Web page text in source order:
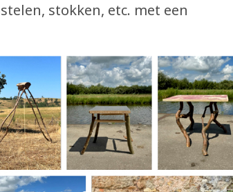
stokken, etc. met een